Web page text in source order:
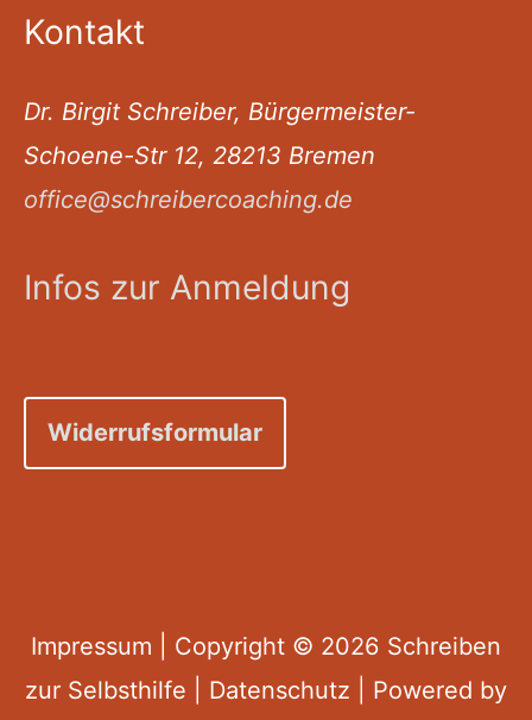
Kontakt
Dr. Birgit Schreiber, Bürgermeister-
Schoene-Str 12, 28213 Bremen
office@schreibercoaching.de
Infos zur Anmeldung
Widerrufsformular
Impressum | Copyright © 2026 Schreiben
zur Selbsthilfe
Datenschutz | Powered by